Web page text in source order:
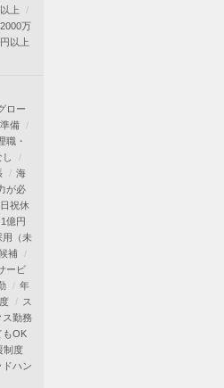
上
2000万
以上
ロー
備
職・
海
が必
祝休
1億円
用（未
補
ービ
年
ス
ス勤務
もOK
制度
ドハン